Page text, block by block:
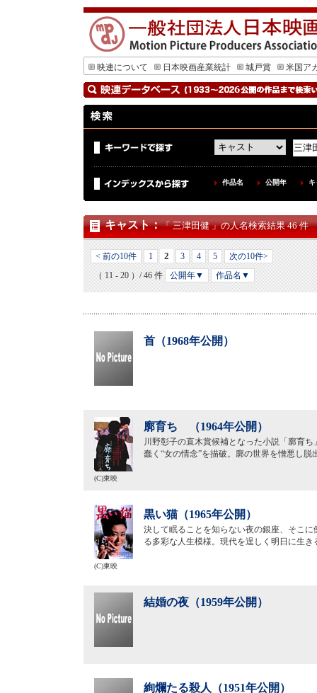
映連について 日本映画産業統計 城戸賞 米国ア
作品名 公開年
キャスト：「 三津田健 」の人名検索結果 46 件
< 前の10件 1 2 3 4 5
次の10件>
（ 11 - 20 ）/ 46 件
公開年▼ 作品名▼
首（1968年公開）
廓育ち （1964年公開）
川野彰子の直木賞候補となった小説「廓育
蠢く“女の情念”を描破。廓の世界を憎悪し
(C)東映
黒い猫（1965年公開）
決して眠ることを知らない夜の銀座、そこ
る多彩な人生模様。現代を逞しく明日に生
(C)東映
結婚の夜（1959年公開）
絢爛たる殺人（1951年公開）